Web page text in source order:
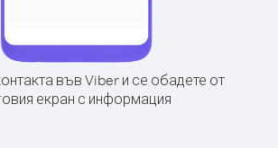
във Viber и се обадете от
екран с информация